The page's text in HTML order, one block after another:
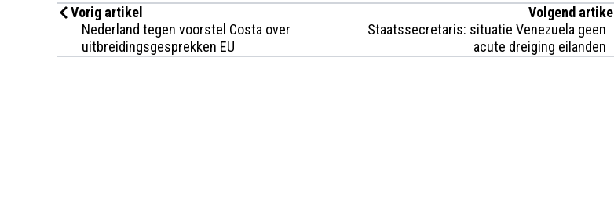
Vorig artikel
Nederland tegen voorstel Costa over
uitbreidingsgesprekken EU
Volgend artikel
Staatssecretaris: situatie Venezuela geen
acute dreiging eilanden